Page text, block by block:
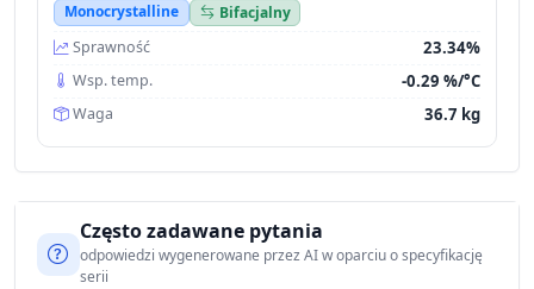
Monocrystalline
Bifacjalny
Sprawność
23.34%
Wsp. temp. -0.29 %/°C
Waga 36.7 kg
Często zadawane pytania
odpowiedzi wygenerowane przez AI w oparciu o specyfikację
serii